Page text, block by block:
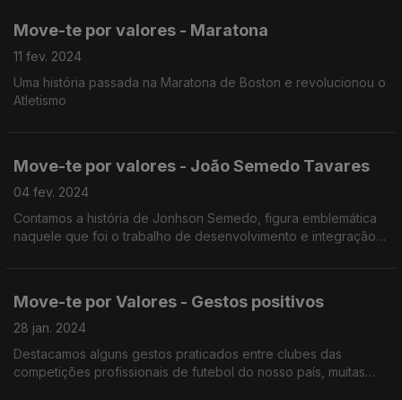
Move-te por valores - Maratona
11 fev. 2024
Uma história passada na Maratona de Boston e revolucionou o
Atletismo
Move-te por valores - João Semedo Tavares
04 fev. 2024
Contamos a história de Jonhson Semedo, figura emblemática
naquele que foi o trabalho de desenvolvimento e integração
Move-te por Valores - Gestos positivos
28 jan. 2024
Destacamos alguns gestos praticados entre clubes das
competições profissionais de futebol do nosso país, muitas